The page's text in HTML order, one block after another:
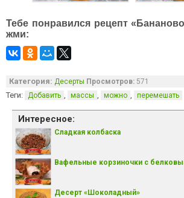
Тебе понравился рецепт
жми:
Категория: Десерты Просмотров: 571
Теги: Добавить , массы , можно , перемешать
Интересное:
Сладкая колбаска
Вафельные корзиночки с
Десерт «Шоколадный»